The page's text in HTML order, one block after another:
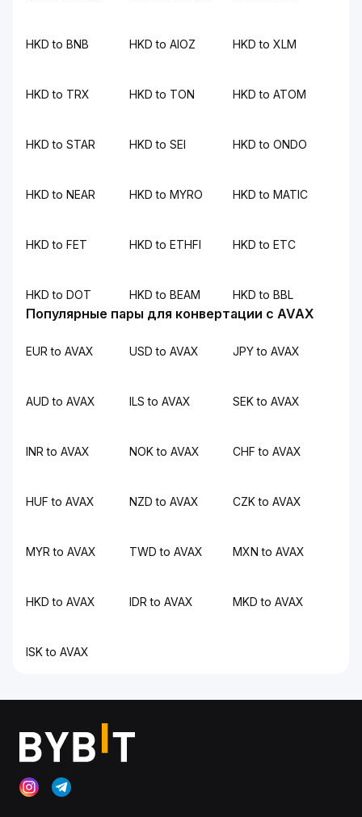
HKD to BNB HKD to AIOZ HKD to XLM
HKD to TRX HKD to TON HKD to ATOM
HKD to STAR HKD to SEI HKD to ONDO
HKD to NEAR HKD to MYRO HKD to MATIC
HKD to FET HKD to ETHFI HKD to ETC
HKD to DOT HKD to BEAM HKD to BBL
Популярные пары для конвертации с AVAX
EUR to AVAX USD to AVAX JPY to AVAX
AUD to AVAX ILS to AVAX SEK to AVAX
INR to AVAX NOK to AVAX CHF to AVAX
HUF to AVAX NZD to AVAX CZK to AVAX
MYR to AVAX TWD to AVAX MXN to AVAX
HKD to AVAX IDR to AVAX MKD to AVAX
ISK to AVAX